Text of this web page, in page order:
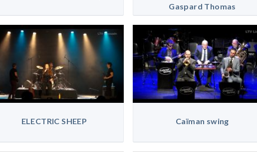
Gaspard Thomas
ELECTRIC SHEEP Caïman swing